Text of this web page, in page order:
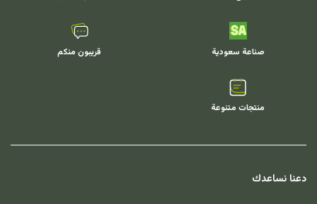
صناعة سعودية قريبون منكم
منتجات متنوعة
دعنا نساعدك